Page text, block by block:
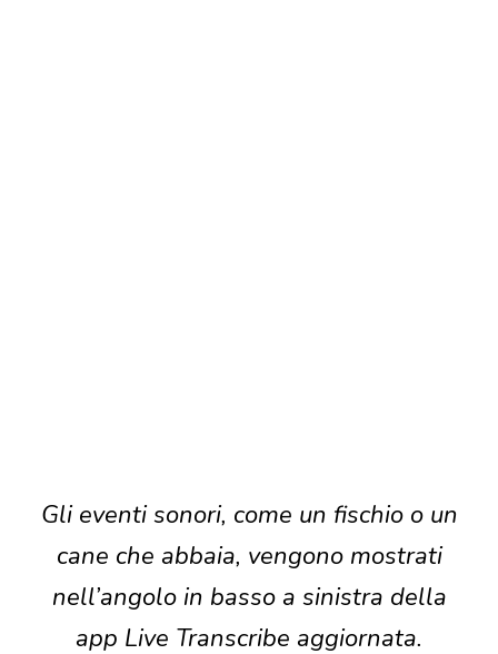
Gli eventi sonori, come un fischio o un
cane che abbaia, vengono mostrati
nell’angolo in basso a sinistra della
app Live Transcribe aggiornata.